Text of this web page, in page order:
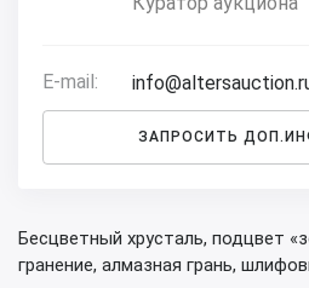
E-mail:
ЗАПРОСИТЬ
Бесцветный хрусталь, подцвет
гранение, алмазная грань,